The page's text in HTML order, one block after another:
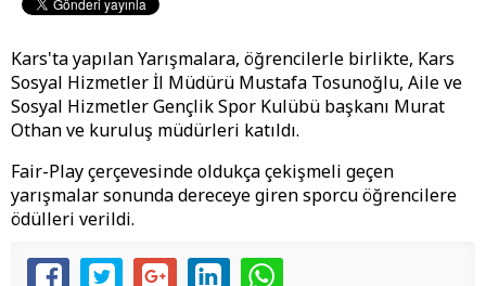
Kars'ta yapılan Yarışmalara, öğrencilerle birlikte, Kars
Sosyal Hizmetler İl Müdürü Mustafa Tosunoğlu, Aile ve
Sosyal Hizmetler Gençlik Spor Kulübü başkanı Murat
Othan ve kuruluş müdürleri katıldı.
Fair-Play çerçevesinde oldukça çekişmeli geçen
yarışmalar sonunda dereceye giren sporcu öğrencilere
ödülleri verildi.